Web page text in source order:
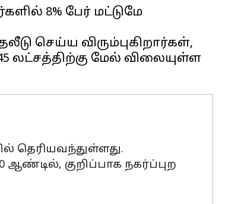
8% பேர் மட்டுமே
செய்ய விரும்புகிறார்கள்,
லட்சத்திற்கு மேல் விலையுள்ள
தெரியவந்துள்ளது.
குறிப்பாக நகர்ப்புற